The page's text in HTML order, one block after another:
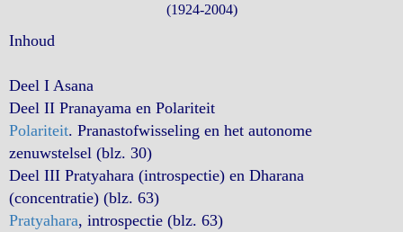
(1924-2004)
Inhoud
Deel I Asana
Deel II Pranayama en Polariteit
Polariteit. Pranastofwisseling en het autonome
zenuwstelsel (blz. 30)
Deel III Pratyahara (introspectie) en Dharana
(concentratie) (blz. 63)
Pratyahara, introspectie (blz. 63)